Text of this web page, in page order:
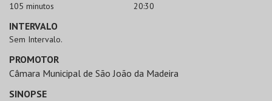
105 minutos 20:30
INTERVALO
Sem Intervalo.
PROMOTOR
Câmara Municipal de São João da Madeira
SINOPSE